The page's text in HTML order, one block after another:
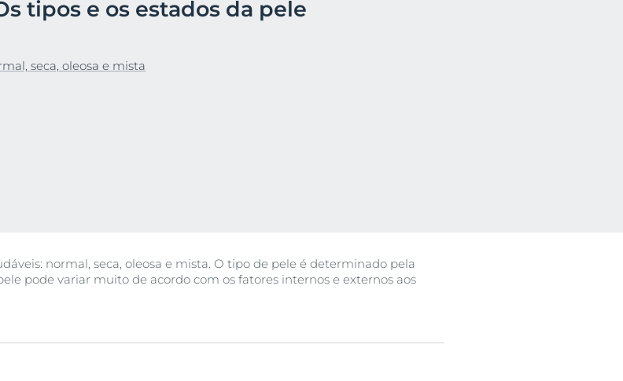
UreaRepair
tipos e os estados da pele
seca, oleosa e mista
normal, seca, oleosa e mista. O tipo de pele é determinado pela
pode variar muito de acordo com os fatores internos e externos aos